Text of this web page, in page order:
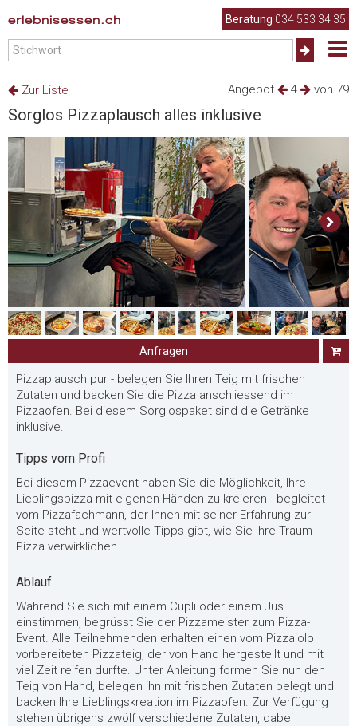
erlebnisessen.ch Beratung 034 533 34 35
Angebot 4 von 79
Zur Liste
Sorglos Pizzaplausch alles inklusive
Anfragen
Pizzaplausch pur - belegen Sie Ihren Teig mit frischen
Zutaten und backen Sie die Pizza anschliessend im
Pizzaofen. Bei diesem Sorglospaket sind die Getränke
inklusive.
Tipps vom Profi
Bei diesem Pizzaevent haben Sie die Möglichkeit, Ihre
Lieblingspizza mit eigenen Händen zu kreieren - begleitet
vom Pizzafachmann, der Ihnen mit seiner Erfahrung zur
Seite steht und wertvolle Tipps gibt, wie Sie Ihre Traum-
Pizza verwirklichen.
Ablauf
Während Sie sich mit einem Cüpli oder einem Jus
einstimmen, begrüsst Sie der Pizzameister zum Pizza-
Event. Alle Teilnehmenden erhalten einen vom Pizzaiolo
vorbereiteten Pizzateig, der von Hand hergestellt und mit
viel Zeit reifen durfte. Unter Anleitung formen Sie nun den
Teig von Hand, belegen ihn mit frischen Zutaten belegt und
backen Ihre Lieblingskreation im Pizzaofen. Zur Verfügung
stehen übrigens zwölf verschiedene Zutaten, dabei